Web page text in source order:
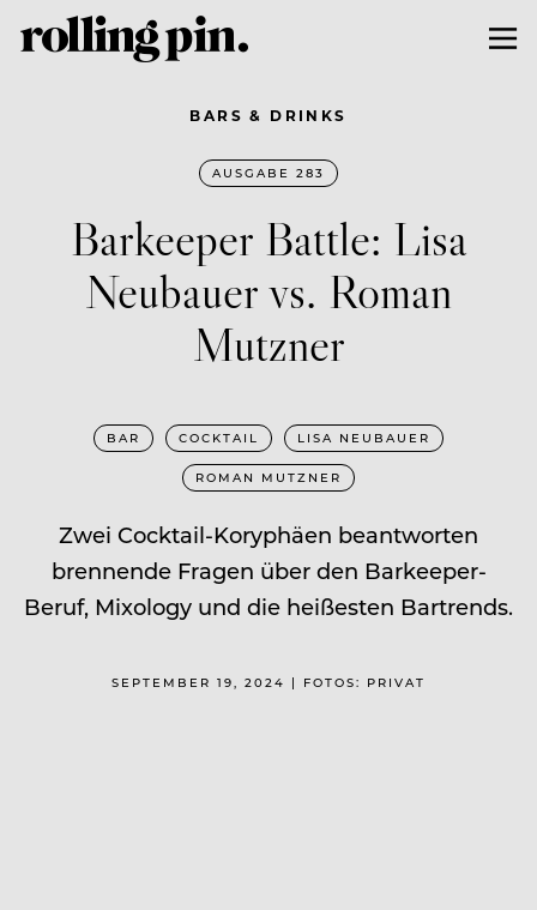
BARS & DRINKS
AUSGABE 283
Barkeeper Battle: Lisa
Neubauer vs. Roman
Mutzner
BAR COCKTAIL LISA NEUBAUER
ROMAN MUTZNER
Zwei Cocktail-Koryphäen beantworten
brennende Fragen über den Barkeeper-
Beruf, Mixology und die heißesten Bartrends.
SEPTEMBER 19, 2024 | FOTOS: PRIVAT